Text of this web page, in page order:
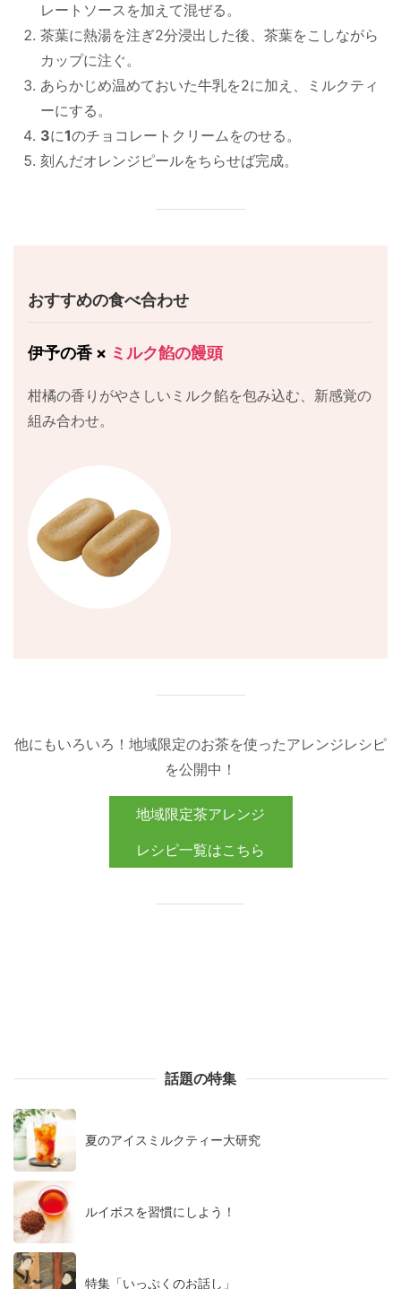
レートソースを加えて混ぜる。
茶葉に熱湯を注ぎ2分浸出した後、茶葉をこしながら
カップに注ぐ。
あらかじめ温めておいた牛乳を2に加え、ミルクティ
ーにする。
3に1のチョコレートクリームをのせる。
刻んだオレンジピールをちらせば完成。
おすすめの食べ合わせ
伊予の香 × ミルク餡の饅頭
柑橘の香りがやさしいミルク餡を包み込む、新感覚の
組み合わせ。
他にもいろいろ！地域限定のお茶を使ったアレンジレシピ
を公開中！
地域限定茶アレンジ
レシピ一覧はこちら
話題の特集
夏のアイスミルクティー大研究
ルイボスを習慣にしよう！
特集「いっぷくのお話し」